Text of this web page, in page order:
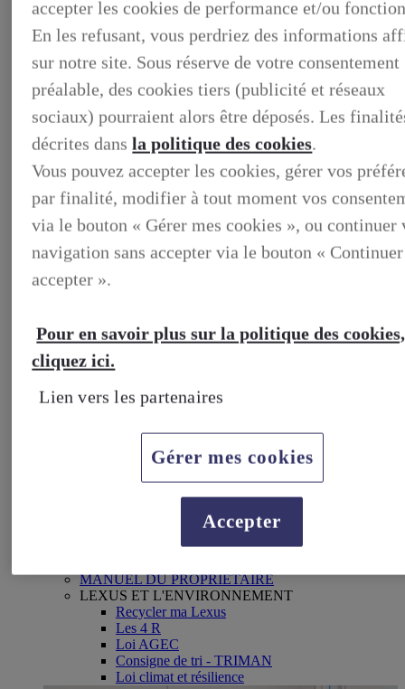
BUSINESS
DECOUVREZ NOS SOLUTIONS DEDIEES AUX
PROFESSIONNELS
BUSINESS, DECOUVREZ NOS SOLUTIONS DEDIEES
AUX PROFESSIONNELS
VOTRE LEXUS
ENTRETIEN & REPARATION
Verification du systeme hybride
Campagne de rappel
SERVICES CONNECTES
Multimédia
Bluetooth
PIÈCES & ACCESSOIRES
Pièces d'origine Lexus
Accessoires d'origine Lexus
GARANTIE & ASSISTANCE
Garantie constructeur
Garantie Lexus Relax
Assistance routiere
MANUEL DU PROPRIÉTAIRE
LEXUS ET L'ENVIRONNEMENT
Recycler ma Lexus
Les 4 R
Loi AGEC
Consigne de tri - TRIMAN
Loi climat et résilience
accepter les cookies de performance et/ou
En les refusant, vous perdriez des informations
sur notre site. Sous réserve de votre consentement
préalable, des cookies tiers (publicité et réseaux
sociaux) pourraient alors être déposés. Les
décrites dansla politique des cookies.
Vous pouvez accepter les cookies, gérer vos
par finalité, modifier à tout moment vos
via le bouton « Gérer mes cookies », ou continuer
navigation sans accepter via le bouton « Continuer
accepter ».
Pour en savoir plus sur la politique des cookies,
cliquez ici.
Lien vers les partenaires
Gérer mes cookies
Accepter